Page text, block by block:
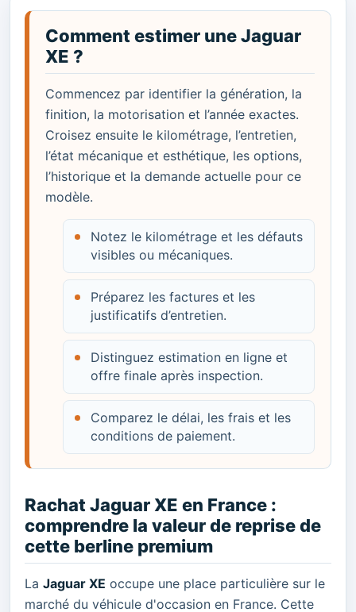
Comment estimer une Jaguar
XE ?
Commencez par identifier la génération, la
finition, la motorisation et l’année exactes.
Croisez ensuite le kilométrage, l’entretien,
l’état mécanique et esthétique, les options,
l’historique et la demande actuelle pour ce
modèle.
Notez le kilométrage et les défauts
visibles ou mécaniques.
Préparez les factures et les
justificatifs d’entretien.
Distinguez estimation en ligne et
offre finale après inspection.
Comparez le délai, les frais et les
conditions de paiement.
Rachat Jaguar XE en France :
comprendre la valeur de reprise de
cette berline premium
La Jaguar XE occupe une place particulière sur le
marché du véhicule d'occasion en France. Cette